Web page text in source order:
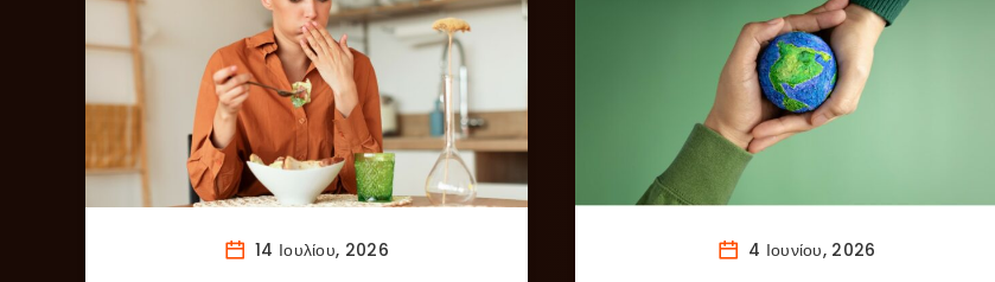
14 Ιουλίου, 2026 4 Ιουνίου, 2026